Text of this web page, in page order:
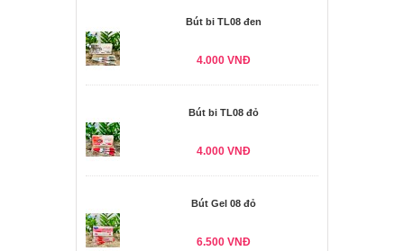
Bút bi TL08 đen
4.000 VNĐ
Bút bi TL08 đỏ
4.000 VNĐ
Bút Gel 08 đỏ
6.500 VNĐ